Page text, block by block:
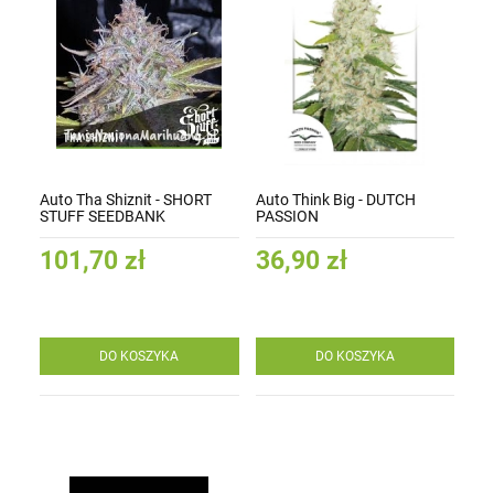
Auto Tha Shiznit - SHORT
STUFF SEEDBANK
101,70 zł
DO KOSZYKA
Auto Think Big - DUTCH
PASSION
36,90 zł
DO KOSZYKA